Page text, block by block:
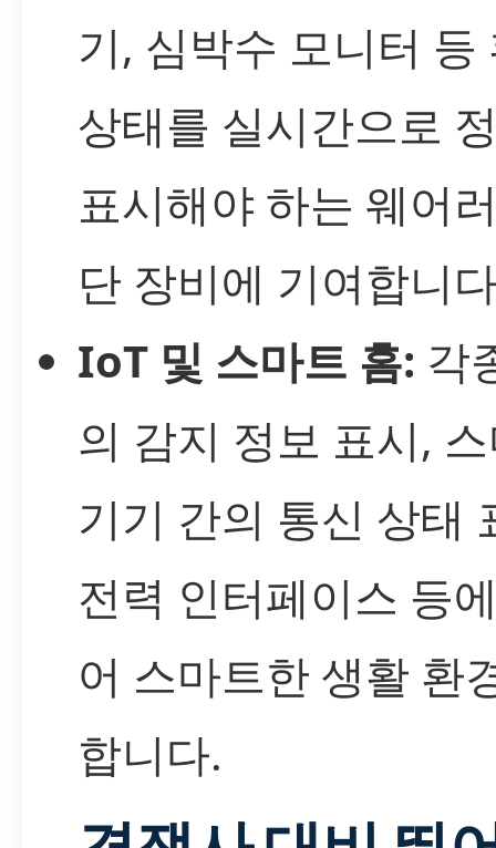
기, 심박수 모니터 등
상태를 실시간으로
표시해야 하는 웨어
단 장비에 기여합니
IoT 및 스마트 홈: 각
의 감지 정보 표시,
기기 간의 통신 상태
전력 인터페이스 등
어 스마트한 생활 환
합니다.